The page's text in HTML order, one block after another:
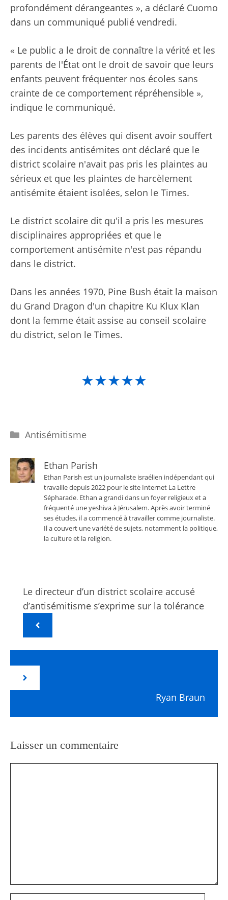
profondément dérangeantes », a déclaré Cuomo
dans un communiqué publié vendredi.
« Le public a le droit de connaître la vérité et les
parents de l'État ont le droit de savoir que leurs
enfants peuvent fréquenter nos écoles sans
crainte de ce comportement répréhensible »,
indique le communiqué.
Les parents des élèves qui disent avoir souffert
des incidents antisémites ont déclaré que le
district scolaire n'avait pas pris les plaintes au
sérieux et que les plaintes de harcèlement
antisémite étaient isolées, selon le Times.
Le district scolaire dit qu'il a pris les mesures
disciplinaires appropriées et que le
comportement antisémite n'est pas répandu
dans le district.
Dans les années 1970, Pine Bush était la maison
du Grand Dragon d'un chapitre Ku Klux Klan
dont la femme était assise au conseil scolaire
du district, selon le Times.
★★★★★
Catégories
Antisémitisme
Ethan Parish
Ethan Parish est un journaliste israélien indépendant qui
travaille depuis 2022 pour le site Internet La Lettre
Sépharade. Ethan a grandi dans un foyer religieux et a
fréquenté une yeshiva à Jérusalem. Après avoir terminé
ses études, il a commencé à travailler comme journaliste.
Il a couvert une variété de sujets, notamment la politique,
la culture et la religion.
Le directeur d’un district scolaire accusé
d’antisémitisme s’exprime sur la tolérance
Ryan Braun
Laisser un commentaire